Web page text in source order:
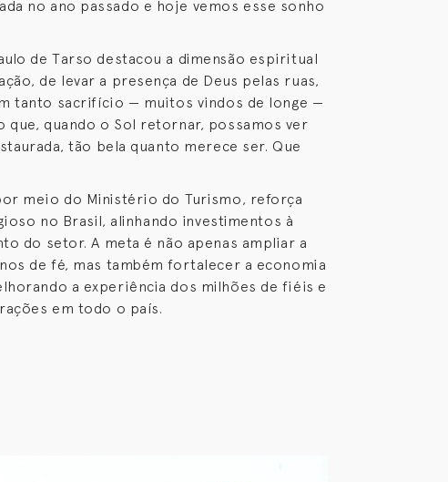
no ano passado e hoje vemos esse sonho
de Tarso destacou a dimensão espiritual
de levar a presença de Deus pelas ruas,
tanto sacrifício — muitos vindos de longe —
que, quando o Sol retornar, possamos ver
tão bela quanto merece ser. Que
meio do Ministério do Turismo, reforça
no Brasil, alinhando investimentos à
do setor. A meta é não apenas ampliar a
de fé, mas também fortalecer a economia
a experiência dos milhões de fiéis e
em todo o país.